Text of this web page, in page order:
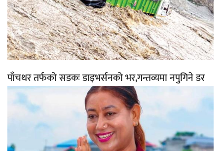
पाँचथर तर्फको सडकः डाइभर्सनको भर,गन्तव्यमा नपुगिने डर